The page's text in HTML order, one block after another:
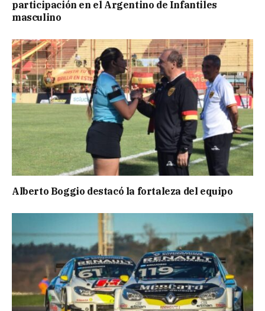
participación en el Argentino de Infantiles
masculino
Alberto Boggio destacó la fortaleza del equipo